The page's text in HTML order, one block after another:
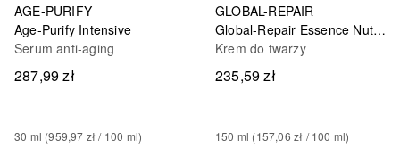
AGE-PURIFY
Age-Purify Intensive
Serum anti-aging
287,99 zł
30 ml (959,97 zł / 100 ml)
GLOBAL-REPAIR
Global-Repair Essence Nutri-Restorative Multi-Revitalising Lotion
Krem do twarzy
235,59 zł
150 ml (157,06 zł / 100 ml)